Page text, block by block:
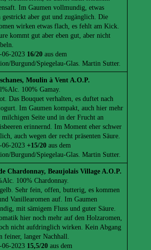
Im Gaumen vollmundig, etwas
gestrickt aber gut und zugänglich. Die
wirken etwas flach, es fehlt am Kick.
kommt gut aber eben gut, aber nicht
06-2023 16/20 aus dem
Burgund/Spiegelau-Glas. Martin Sutter.
Moulin à Vent A.O.P.
100% Gamay.
Das Bouquet verhalten, es duftet nach
Im Gaumen kompakt, auch hier mehr
milchigen Seite und in der Frucht an
erinnernd. Im Moment eher schwer
auch wegen der recht präsenten Säure.
06-2023 +15/20 aus dem
Burgund/Spiegelau-Glas. Martin Sutter.
Chardonnay, Beaujolais Village A.O.P.
100% Chardonnay.
Sehr fein, offen, butterig, es kommen
Vanillearomen auf. Im Gaumen
mit sämigem Fluss und guter Säure.
hier noch mehr auf den Holzaromen,
nicht aufdringlich wirken. Kein Abgang
feiner, langer Nachhall.
06-2023 15,5/20 aus dem